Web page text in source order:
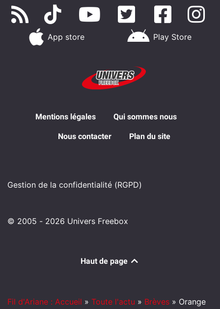
App store Play Store
Mentions légales Qui sommes nous
Nous contacter Plan du site
Gestion de la confidentialité (RGPD)
© 2005 - 2026 Univers Freebox
Haut de page
Fil d'Ariane : Accueil » Toute l'actu » Brèves » Orange